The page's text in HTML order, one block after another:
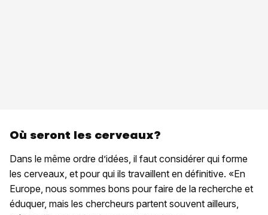
Où seront les cerveaux?
Dans le même ordre d’idées, il faut considérer qui forme
les cerveaux, et pour qui ils travaillent en définitive. «En
Europe, nous sommes bons pour faire de la recherche et
éduquer, mais les chercheurs partent souvent ailleurs,